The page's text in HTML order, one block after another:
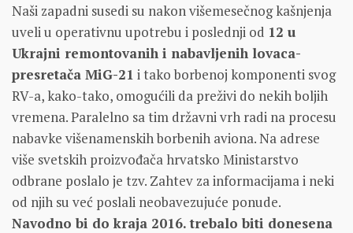
Naši zapadni susedi su nakon višemesečnog kašnjenja
uveli u operativnu upotrebu i poslednji od 12 u
Ukrajni remontovanih i nabavljenih lovaca-
presretača MiG-21 i tako borbenoj komponenti svog
RV-a, kako-tako, omogućili da preživi do nekih boljih
vremena. Paralelno sa tim državni vrh radi na procesu
nabavke višenamenskih borbenih aviona. Na adrese
više svetskih proizvođača hrvatsko Ministarstvo
odbrane poslalo je tzv. Zahtev za informacijama i neki
od njih su već poslali neobavezujuće ponude.
Navodno bi do kraja 2016. trebalo biti donesena